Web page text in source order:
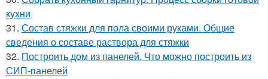
кухни
31. Состав стяжки для пола своими руками. Общие
сведения о составе раствора для стяжки
32. Построить дом из панелей. Что можно построить из
СИП-панелей